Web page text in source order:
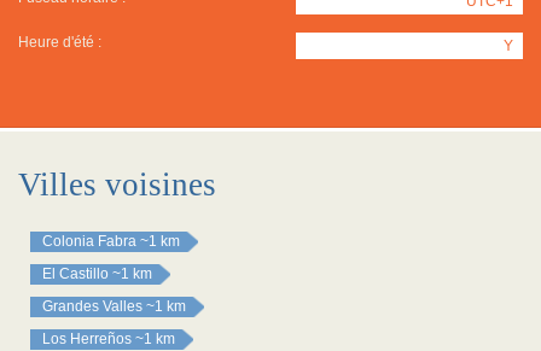
Heure d'été : Y
Villes voisines
Colonia Fabra ~1 km
El Castillo ~1 km
Grandes Valles ~1 km
Los Herreños ~1 km